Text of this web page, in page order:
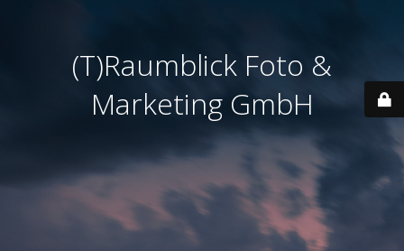
(T)Raumblick Foto &
Marketing GmbH